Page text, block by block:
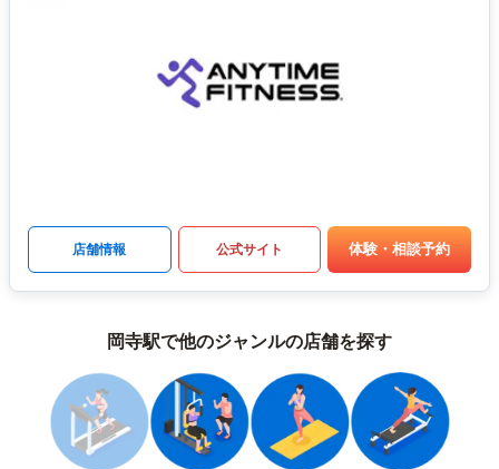
店舗情報 公式サイト 体験・相談予約
岡寺駅で他のジャンルの店舗を探す